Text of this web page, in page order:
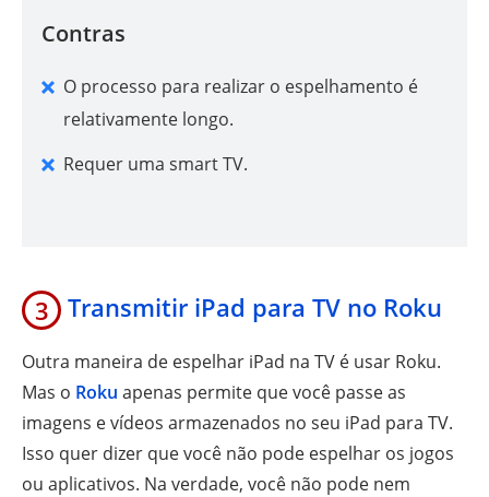
Contras
O processo para realizar o espelhamento é
relativamente longo.
Requer uma smart TV.
3 Transmitir iPad para TV no Roku
Outra maneira de espelhar iPad na TV é usar Roku.
Mas o Roku apenas permite que você passe as
imagens e vídeos armazenados no seu iPad para TV.
Isso quer dizer que você não pode espelhar os jogos
ou aplicativos. Na verdade, você não pode nem